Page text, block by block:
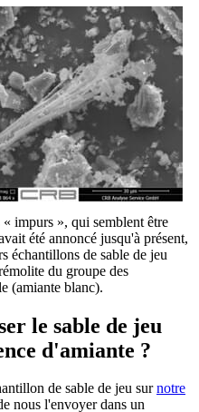
impurs », qui semblent être
été annoncé jusqu'à présent,
échantillons de sable de jeu
du groupe des
(amiante blanc).
le sable de jeu
d'amiante ?
de sable de jeu surnotre
nous l'envoyer dans un